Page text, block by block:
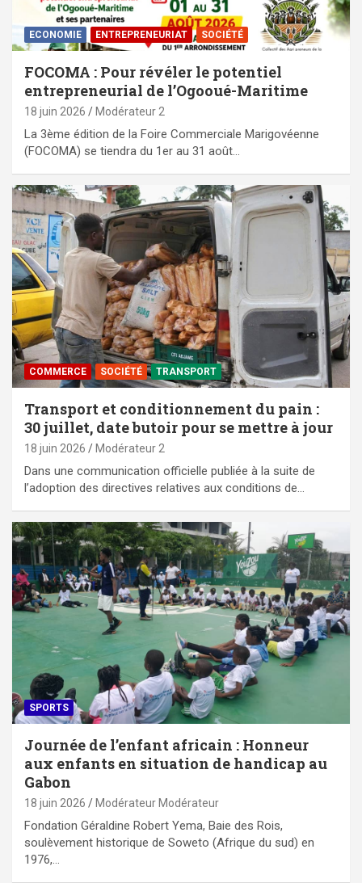
ECONOMIE ENTREPRENEURIAT SOCIÉTÉ
FOCOMA : Pour révéler le potentiel
entrepreneurial de l’Ogooué-Maritime
18 juin 2026 Modérateur 2
La 3ème édition de la Foire Commerciale Marigovéenne
(FOCOMA) se tiendra du 1er au 31 août…
COMMERCE SOCIÉTÉ TRANSPORT
Transport et conditionnement du pain :
30 juillet, date butoir pour se mettre à jour
18 juin 2026 Modérateur 2
Dans une communication officielle publiée à la suite de
l’adoption des directives relatives aux conditions de…
SPORTS
Journée de l’enfant africain : Honneur
aux enfants en situation de handicap au
Gabon
18 juin 2026 Modérateur Modérateur
Fondation Géraldine Robert Yema, Baie des Rois,
soulèvement historique de Soweto (Afrique du sud) en
1976,…